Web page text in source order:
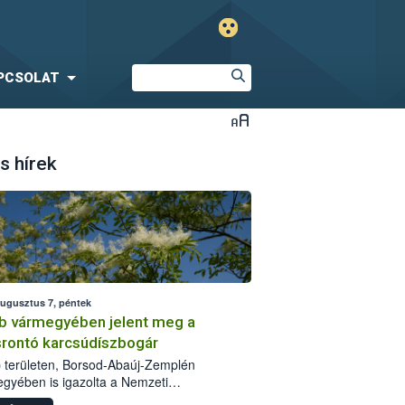
hírek
7, péntek
vármegyében jelent meg a
karcsúdíszbogár
területen, Borsod-Abaúj-Zemplén
is igazolta a Nemzeti
biztonsági Hivatal (Nébih) a